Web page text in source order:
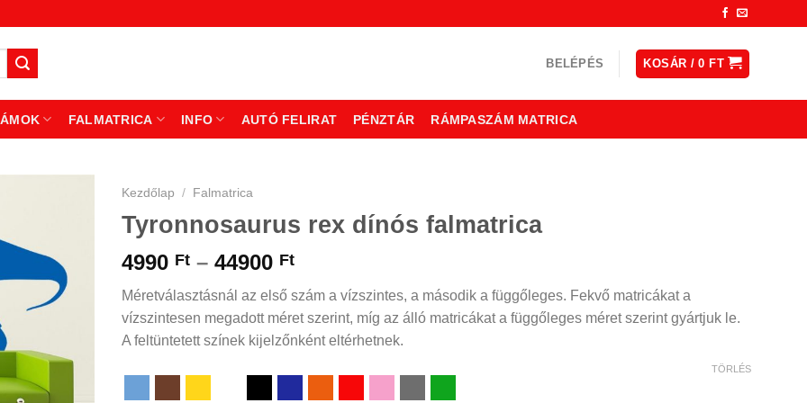
BELÉPÉS KOSÁR /0FT
FALMATRICA INFO AUTÓ FELIRAT PÉNZTÁR RÁMPASZÁM MATRICA
Kezdőlap / Falmatrica
Tyronnosaurus rex dínós falmatrica
4990 Ft – 44900 FtÁrtartomány:
4990 Ft
-
44900 Ft
Méretválasztásnál az első szám a vízszintes, a második a függőleges. Fekvő matricákat a
vízszintesen megadott méret szerint, míg az álló matricákat a függőleges méret szerint gyártjuk le.
A feltüntetett színek kijelzőnként eltérhetnek.
TÖRLÉS